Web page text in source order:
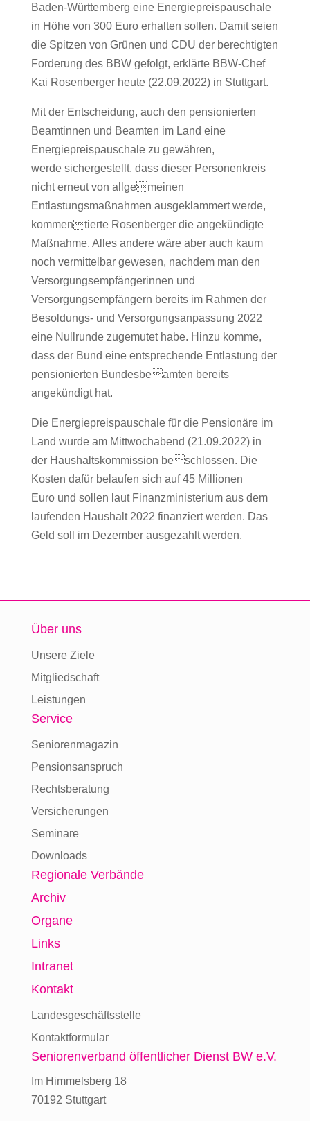
Baden-Württemberg eine Energiepreispauschale
in Höhe von 300 Euro erhalten sollen. Damit seien
die Spitzen von Grünen und CDU der berechtigten
Forderung des BBW gefolgt, erklärte BBW-Chef
Kai Rosenberger heute (22.09.2022) in Stuttgart.
Mit der Entscheidung, auch den pensionierten
Beamtinnen und Beamten im Land eine
Energiepreispauschale zu gewähren,
werde sichergestellt, dass dieser Personenkreis
nicht erneut von allgemeinen
Entlastungsmaßnahmen ausgeklammert werde,
kommentierte Rosenberger die angekündigte
Maßnahme. Alles andere wäre aber auch kaum
noch vermittelbar gewesen, nachdem man den
Versorgungsempfängerinnen und
Versorgungsempfängern bereits im Rahmen der
Besoldungs- und Versorgungsanpassung 2022
eine Nullrunde zugemutet habe. Hinzu komme,
dass der Bund eine entsprechende Entlastung der
pensionierten Bundesbeamten bereits
angekündigt hat.
Die Energiepreispauschale für die Pensionäre im
Land wurde am Mittwochabend (21.09.2022) in
der Haushaltskommission beschlossen. Die
Kosten dafür belaufen sich auf 45 Millionen
Euro und sollen laut Finanzministerium aus dem
laufenden Haushalt 2022 finanziert werden. Das
Geld soll im Dezember ausgezahlt werden.
Über uns
Unsere Ziele
Mitgliedschaft
Leistungen
Service
Seniorenmagazin
Pensionsanspruch
Rechtsberatung
Versicherungen
Seminare
Downloads
Regionale Verbände
Archiv
Organe
Links
Intranet
Kontakt
Landesgeschäftsstelle
Kontaktformular
Seniorenverband öffentlicher Dienst BW e.V.
Im Himmelsberg 18
70192 Stuttgart